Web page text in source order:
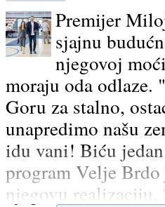
Premijer
sjajnu
njegovoj
moraju oda odlaze.
Goru za stalno,
unapredimo našu
idu vani! Biću
program Velje
njegovu realizaciju,